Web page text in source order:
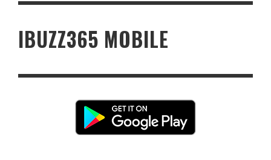
IBUZZ365 MOBILE